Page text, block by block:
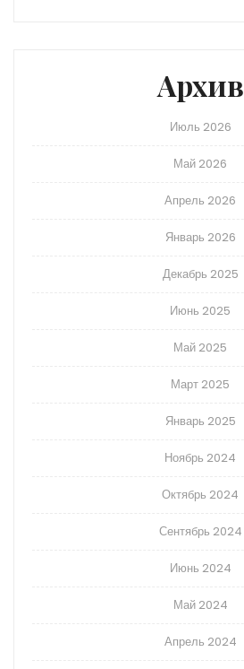
Архив
Июль 2026
Май 2026
Апрель 2026
Январь 2026
Декабрь 2025
Июнь 2025
Май 2025
Март 2025
Январь 2025
Ноябрь 2024
Октябрь 2024
Сентябрь 2024
Июнь 2024
Май 2024
Апрель 2024